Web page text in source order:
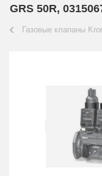
GRS 50R,
Газовые клапаны